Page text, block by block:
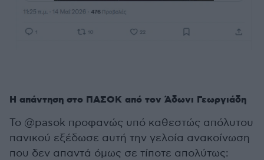
Η απάντηση στο ΠΑΣΟΚ από τον Άδωνι Γεωργιάδη
Το @pasok προφανώς υπό καθεστώς απόλυτου
πανικού εξέδωσε αυτή την γελοία ανακοίνωση
που δεν απαντά όμως σε τίποτε απολύτως: